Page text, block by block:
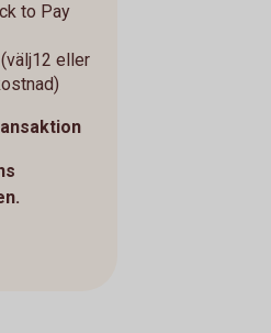
to Pay
eller